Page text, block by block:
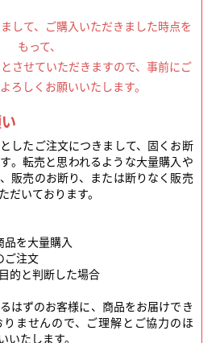
して、ご購入いただきました時点を
もって、
させていただきますので、事前にご
ろしくお願いいたします。
したご注文につきまして、固くお断
。転売と思われるような大量購入や
販売のお断り、または断りなく販売
だいております。
品を大量購入
ご注文
的と判断した場合
はずのお客様に、商品をお届けでき
ませんので、ご理解とご協力のほ
いたします。